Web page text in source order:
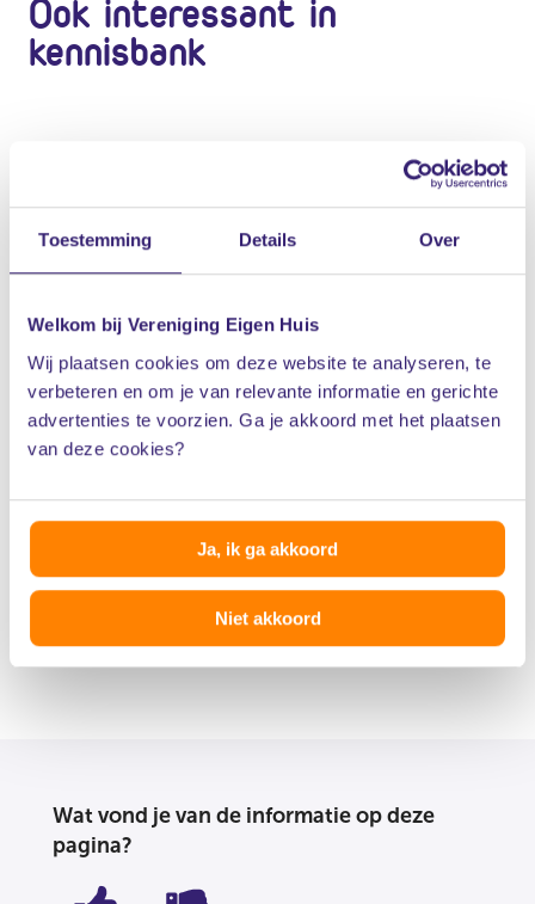
Toestemming Details Over
Welkom bij Vereniging Eigen Huis
Wij plaatsen cookies om deze website te analyseren, te
verbeteren en om je van relevante informatie en gerichte
advertenties te voorzien. Ga je akkoord met het plaatsen
van deze cookies?
Ja, ik ga akkoord
Niet akkoord
Ook interessant in
kennisbank
twee huizen?
Ben ik verplicht de overwaarde
uit mijn oude woning weer te
investeren in mijn nieuwe huis?
Hoe werkt een
overbruggingskrediet ?
Wat vond je van de informatie op deze
pagina?